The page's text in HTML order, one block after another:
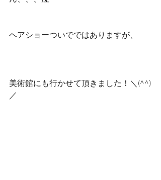
ヘアショーついでではありますが、
美術館にも行かせて頂きました！＼(^^)
／